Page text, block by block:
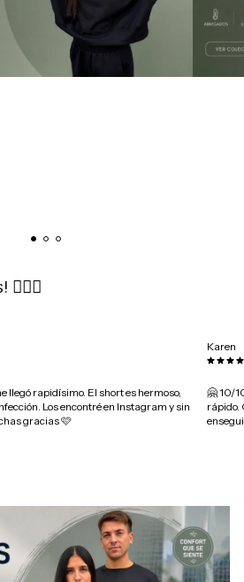
llegó rapidísimo. El short es hermoso,
Los encontré en Instagram y sin
gracias 🩷
Karen
🤗 10/
rápido.